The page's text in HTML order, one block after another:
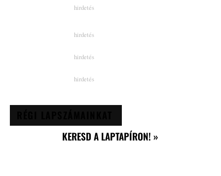
KERESD A LAPTAPÍRON! »